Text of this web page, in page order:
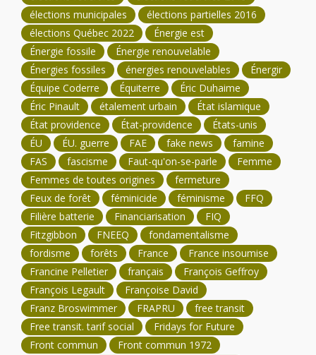
élections municipales
élections partielles 2016
élections Québec 2022
Énergie est
Énergie fossile
Énergie renouvelable
Énergies fossiles
énergies renouvelables
Énergir
Équipe Coderre
Équiterre
Éric Duhaime
Éric Pinault
étalement urbain
État islamique
État providence
État-providence
États-unis
ÉU
ÉU. guerre FAE fake news
famine
FAS
fascisme Faut-qu'on-se-parle
Femme
Femmes de toutes origines
fermeture
Feux de forêt
féminicide féminisme
FFQ
Filière batterie
Financiarisation
FIQ
Fitzgibbon
FNEEQ
fondamentalisme
fordisme
forêts France
France insoumise
Francine Pelletier
français
François Geffroy
François Legault
Françoise David
Franz Broswimmer
FRAPRU
free transit
Free transit. tarif social
Fridays for Future
Front commun
Front commun 1972